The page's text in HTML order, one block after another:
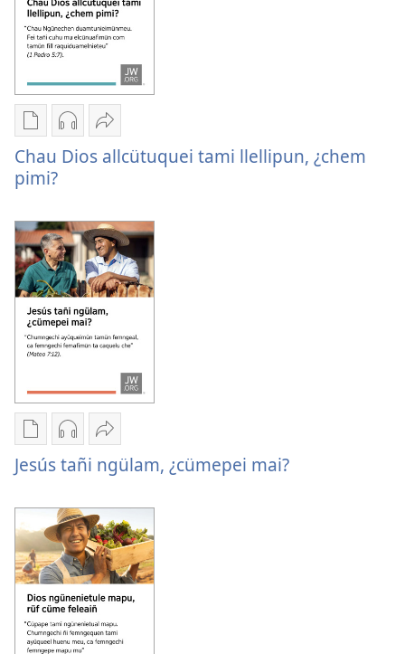
Chumngechi
entual
fillque
Chau Dios
allcütuquei
tami
llellipun,
¿chem
pimi?
Chumngechi
entual
allcütuquei
tami
llellipun,
¿chem
pimi?
Huercülelngeal
Chau Dios
allcütuquei
llellipun,
¿chem
pimi?
Chau Dios allcütuquei tami llellipun, ¿chem
pimi?
Chumngechi
entual
papel
Jesús
tañi
ngülam,
¿cümepei mai?
Chumngechi
entual
Jesús
tañi
ngülam,
¿cümepei mai?
Huercülelngeal
Jesús
tañi
ngülam,
¿cümepei mai?
Jesús tañi ngülam, ¿cümepei mai?